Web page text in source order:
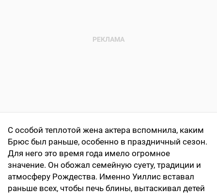
С особой теплотой жена актера вспомнила, каким
Брюс был раньше, особенно в праздничный сезон.
Для него это время года имело огромное
значение. Он обожал семейную суету, традиции и
атмосферу Рождества. Именно Уиллис вставал
раньше всех, чтобы печь блины, вытаскивал детей